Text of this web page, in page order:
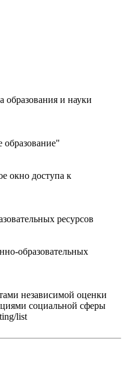
и науки
образование"
окно доступа к
ресурсов
образовательных
независимой оценки
социальной сферы
list